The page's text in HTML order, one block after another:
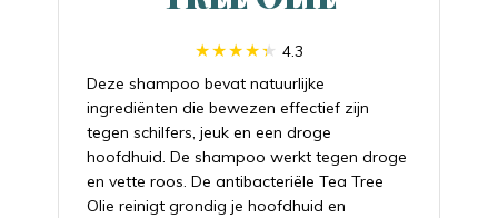
4.3
Deze shampoo bevat natuurlijke
ingrediënten die bewezen effectief zijn
tegen schilfers, jeuk en een droge
hoofdhuid. De shampoo werkt tegen droge
en vette roos. De antibacteriële Tea Tree
Olie reinigt grondig je hoofdhuid en